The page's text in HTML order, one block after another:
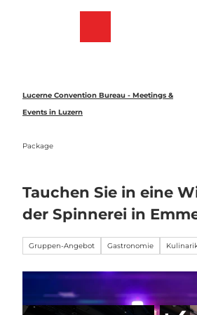
Lucerne Convention Bureau - Meetings &
Events in Luzern
Package
Tauchen Sie in eine
der Spinnerei in
Gruppen-Angebot Gastronomie